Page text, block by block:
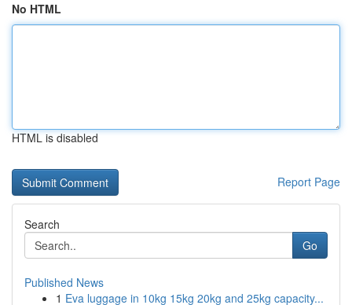
No HTML
HTML is disabled
Report Page
Search
Go
Published News
1 Eva luggage in 10kg 15kg 20kg and 25kg capacity...